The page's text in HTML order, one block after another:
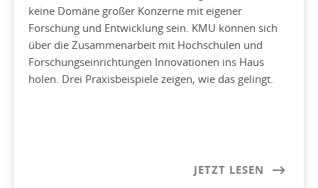
keine Domäne großer Konzerne mit eigener
Forschung und Entwicklung sein. KMU können sich
über die Zusammenarbeit mit Hochschulen und
Forschungseinrichtungen Innovationen ins Haus
holen. Drei Praxisbeispiele zeigen, wie das gelingt.
JETZT LESEN